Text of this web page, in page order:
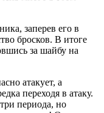
заперев его в
бросков. В итоге
за шайбу на
атакует, а
переходя в атаку.
периода, но